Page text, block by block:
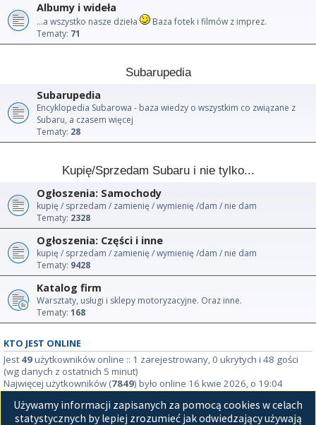
Albumy i wideła
...a wszystko nasze dzieła
Baza fotek i filmów z imprez.
Tematy: 71
Subarupedia
Subarupedia
Encyklopedia Subarowa - baza wiedzy o wszystkim co związane z
Subaru, a czasem więcej
Tematy: 28
Kupię/Sprzedam Subaru i nie tylko...
Ogłoszenia: Samochody
kupię / sprzedam / zamienię / wymienię /dam / nie dam
Tematy: 2328
Ogłoszenia: Części i inne
kupię / sprzedam / zamienię / wymienię /dam / nie dam
Tematy: 9428
Katalog firm
Warsztaty, usługi i sklepy motoryzacyjne. Oraz inne.
Tematy: 168
KTO JEST ONLINE
Jest 49użytkowników online :: 1 zarejestrowany, 0 ukrytych i 48 gości
(wg danych z ostatnich 5 minut)
Najwięcej użytkowników (7849) było online 16 kwie 2026, o 19:04
STATYSTYKI
Używamy informacji zapisanych za pomocą cookies w celach
statystycznych by lepiej zrozumieć jak odwiedzający używają